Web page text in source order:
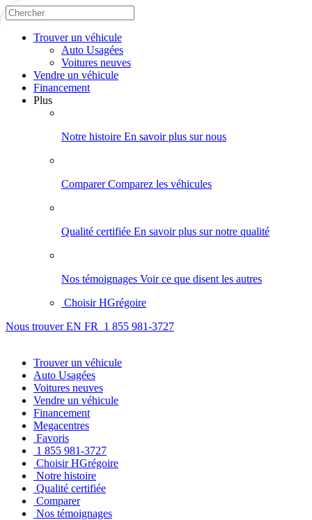
Trouverun véhicule
Auto Usagées
Voitures neuves
Vendre un véhicule
Financement
Plus
Notre histoire En savoir plus sur nous
ComparerComparez les véhicules
Qualité certifiée En savoir plus sur notre qualité
Nos témoignages Voir ce que disent les autres
Choisir HGrégoire
Nous trouver EN FR 1 855 981-3727
Trouverun véhicule
Auto Usagées
Voitures neuves
Vendre un véhicule
Financement
Megacentres
Favoris
1 855 981-3727
Choisir HGrégoire
Notre histoire
Qualité certifiée
Comparer
Nos témoignages